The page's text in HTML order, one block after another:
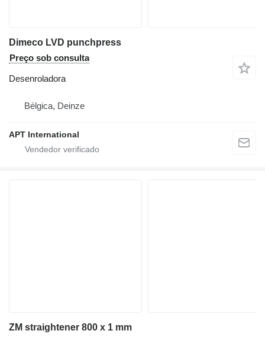
Dimeco LVD punchpress
Preço sob consulta
Desenroladora
Bélgica, Deinze
APT International
ZM straightener 800 x 1 mm